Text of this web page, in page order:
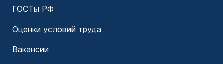
ГОСТы РФ
Оценки условий труда
Вакансии